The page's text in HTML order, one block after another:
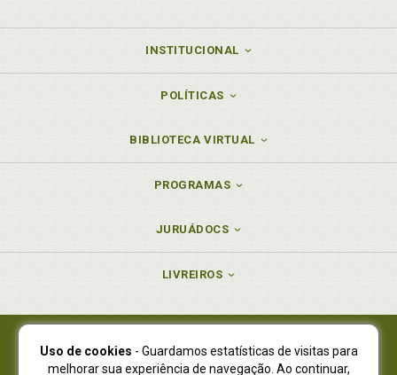
INSTITUCIONAL
POLÍTICAS
BIBLIOTECA VIRTUAL
PROGRAMAS
JURUÁDOCS
LIVREIROS
Juruá Editora Ltda., CNPJ 77.535.508/0001-19
Uso de cookies - Guardamos estatísticas de visitas para
melhorar sua experiência de navegação. Ao continuar,